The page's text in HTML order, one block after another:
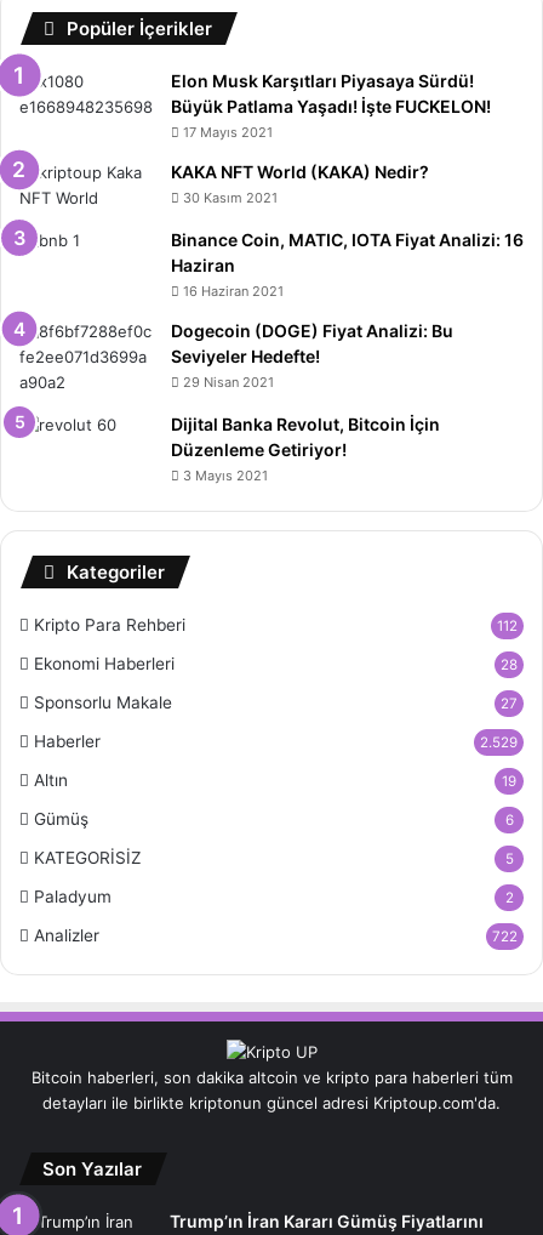
Popüler İçerikler
Elon Musk Karşıtları Piyasaya Sürdü!
Büyük Patlama Yaşadı! İşte FUCKELON!
17 Mayıs 2021
KAKA NFT World (KAKA) Nedir?
30 Kasım 2021
Binance Coin, MATIC, IOTA Fiyat Analizi: 16
Haziran
16 Haziran 2021
Dogecoin (DOGE) Fiyat Analizi: Bu
Seviyeler Hedefte!
29 Nisan 2021
Dijital Banka Revolut, Bitcoin İçin
Düzenleme Getiriyor!
3 Mayıs 2021
Kategoriler
Kripto Para Rehberi 112
Ekonomi Haberleri 28
Sponsorlu Makale 27
Haberler 2.529
Altın 19
Gümüş 6
KATEGORİSİZ 5
Paladyum 2
Analizler 722
Bitcoin haberleri, son dakika altcoin ve kripto para haberleri tüm
detayları ile birlikte kriptonun güncel adresi Kriptoup.com'da.
Son Yazılar
Trump’ın İran Kararı Gümüş Fiyatlarını